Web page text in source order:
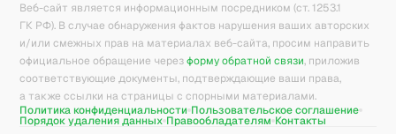
Веб-сайт является информационным посредником (ст. 1253.1
ГК РФ). В случае обнаружения фактов нарушения ваших авторских
и/или смежных прав на материалах веб-сайта, просим направить
официальное обращение через форму обратной связи, приложив
соответствующие документы, подтверждающие ваши права,
а также ссылки на страницы с спорными материалами.
Политика конфиденциальности Пользовательское соглашение
Порядок удаления данных Правообладателям Контакты